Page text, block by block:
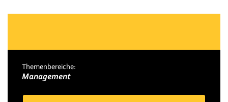
Themenbereiche:
Management